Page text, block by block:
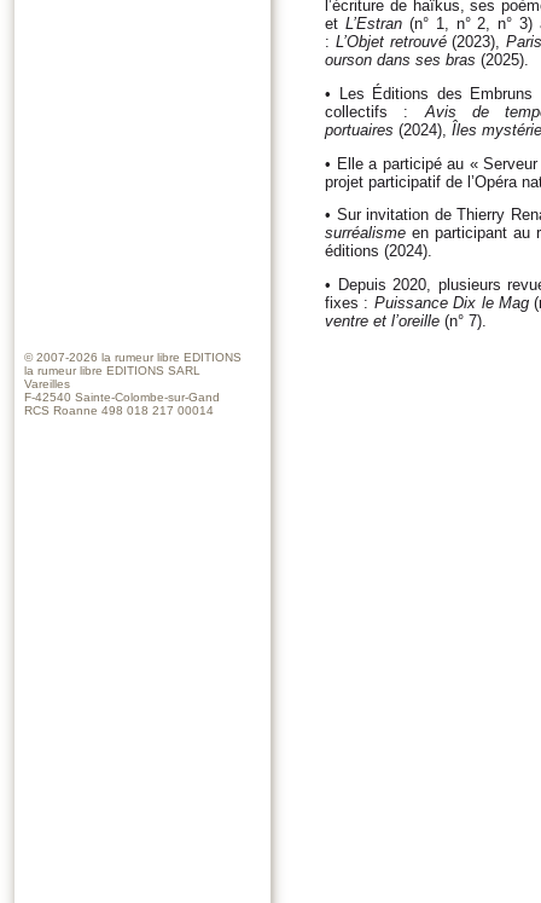
l’écriture de haïkus, ses
et L’Estran(n° 1, n° 2, n° 3)
: L’Objet retrouvé(2023),
ourson dans ses bras (2025).
• Les Éditions des
collectifs : Avis de
portuaires (2024), Îles
• Elle a participé au «
projet participatif de l’Opéra
• Sur invitation de Thierry
surréalisme en participant au
éditions (2024).
• Depuis 2020, plusieurs
fixes : Puissance Dix le Mag
ventre et l’oreille (n° 7).
© 2007-2026 la rumeur libre EDITIONS
la rumeur libre EDITIONS SARL
Vareilles
F-42540 Sainte-Colombe-sur-Gand
RCS Roanne 498 018 217 00014